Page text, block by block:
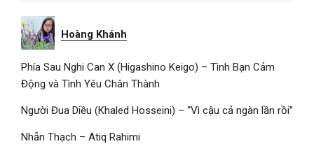
Hoàng Khánh
Phía Sau Nghi Can X (Higashino Keigo) – Tình Bạn Cảm
Động và Tình Yêu Chân Thành
Người Đua Diều (Khaled Hosseini) – “Vì cậu cả ngàn lần rồi”
Nhẫn Thạch – Atiq Rahimi